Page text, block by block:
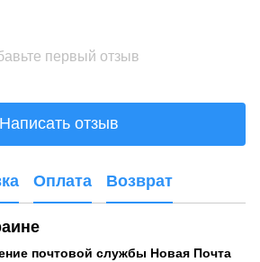
первый отзыв
Написать отзыв
Оплата Возврат
почтовой службы Новая Почта